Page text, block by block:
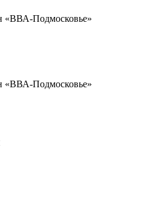
«ВВА-Подмосковье»
«ВВА-Подмосковье»